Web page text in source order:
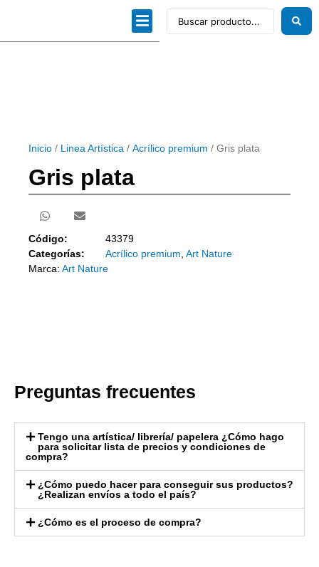
Inicio / Linea Artística / Acrílico premium / Gris plata
Gris plata
Código:
43379
Categorías:
Acrílico premium Art Nature
Marca: Art Nature
Preguntas frecuentes
Tengo una artística/ librería/ papelera ¿Cómo hago
para solicitar lista de precios y condiciones de
compra?
¿Cómo puedo hacer para conseguir sus productos?
¿Realizan envíos a todo el país?
¿Cómo es el proceso de compra?